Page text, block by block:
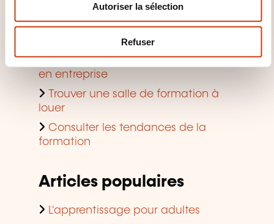
n
Autoriser la sélection
Refuser
en formation continue
Demander une aide à la formation
pour particuliers
Découvrir les aides à la formation
en entreprise
Trouver une salle de formation à
louer
Consulter les tendances de la
formation
Articles populaires
L'apprentissage pour adultes